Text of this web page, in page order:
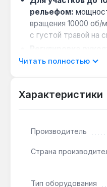
рельефом:
вращения 10000 об/
с густой травой на
верхняя рукоятка
обслуживание.
жёсткая
стабильность при
вокруг деревьев.
Читать полностью
Характеристики
Производитель
Страна
Тип оборудования